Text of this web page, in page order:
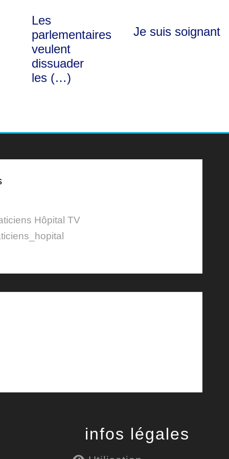
Les
parlementaires
veulent
dissuader
les (…)
Je suis soignant
Hôpital TV
infos légales